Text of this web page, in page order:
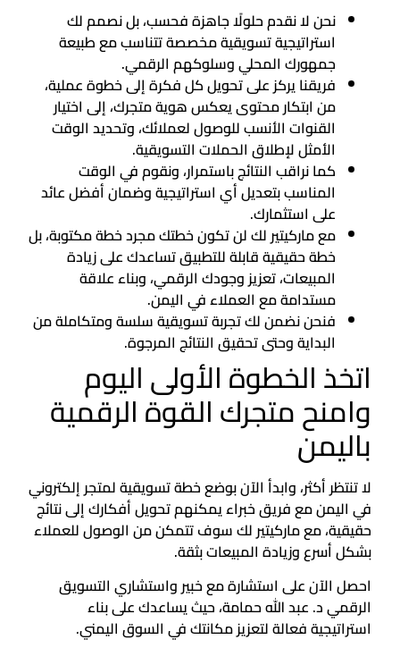
نحن لا نقدم حلولًا جاهزة فحسب، بل نصمم لك
استراتيجية تسويقية مخصصة تتناسب مع طبيعة
جمهورك المحلي وسلوكهم الرقمي.
فريقنا يركز على تحويل كل فكرة إلى خطوة عملية،
من ابتكار محتوى يعكس هوية متجرك، إلى اختيار
القنوات الأنسب للوصول لعملائك، وتحديد الوقت
الأمثل لإطلاق الحملات التسويقية.
كما نراقب النتائج باستمرار، ونقوم في الوقت
المناسب بتعديل أي استراتيجية وضمان أفضل عائد
على استثمارك.
مع ماركيتير لك لن تكون خطتك مجرد خطة مكتوبة، بل
خطة حقيقية قابلة للتطبيق تساعدك على زيادة
المبيعات، تعزيز وجودك الرقمي، وبناء علاقة
مستدامة مع العملاء في اليمن.
فنحن نضمن لك تجربة تسويقية سلسة ومتكاملة من
البداية وحتى تحقيق النتائج المرجوة.
اتخذ الخطوة الأولى اليوم
وامنح متجرك القوة الرقمية
باليمن
لا تنتظر أكثر، وابدأ الآن بوضع خطة تسويقية لمتجر إلكتروني
في اليمن مع فريق خبراء يمكنهم تحويل أفكارك إلى نتائج
حقيقية، مع ماركيتير لك سوف تتمكن من الوصول للعملاء
بشكل أسرع وزيادة المبيعات بثقة.
احصل الآن على استشارة مع خبير واستشاري التسويق
الرقمي د. عبد الله حمامة، حيث يساعدك على بناء
استراتيجية فعالة لتعزيز مكانتك في السوق اليمني.